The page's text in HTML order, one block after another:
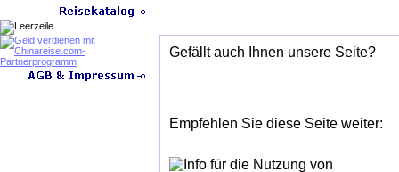
Gefällt auch Ihnen unsere Seite?
Empfehlen Sie diese Seite weiter: